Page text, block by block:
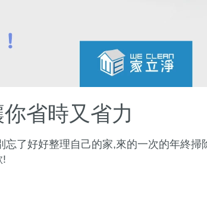
省時又省力
了好好整理自己的家,來的一次的年終掃
!